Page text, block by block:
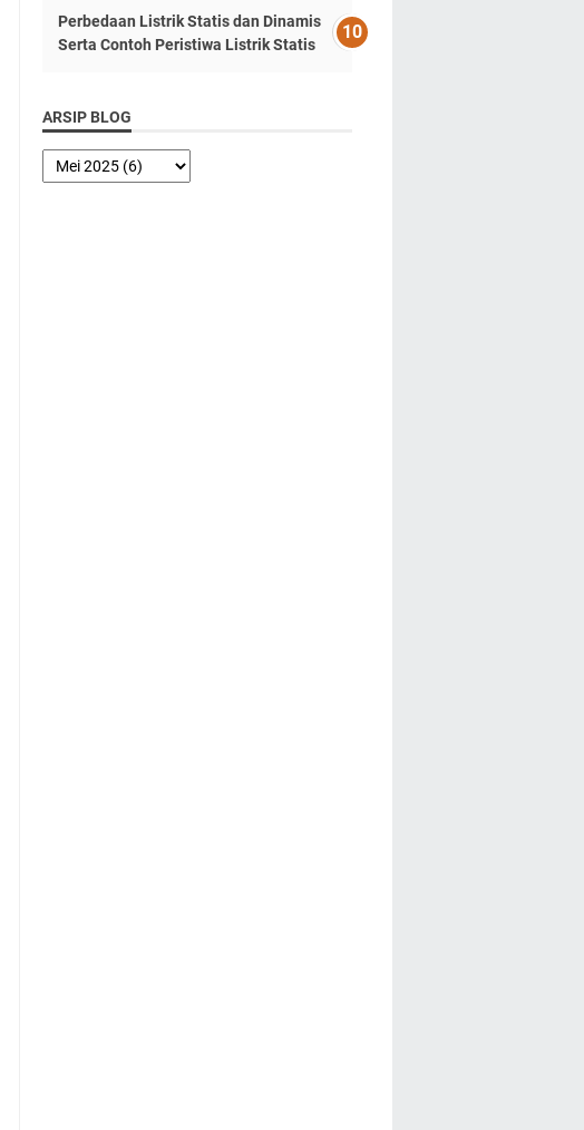
Perbedaan Listrik Statis dan Dinamis
Serta Contoh Peristiwa Listrik Statis
ARSIP BLOG